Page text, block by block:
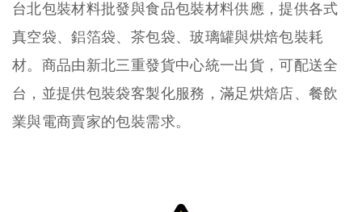
台北包裝材料批發與食品包裝材料供應，提供各式
真空袋、鋁箔袋、茶包袋、玻璃罐與烘焙包裝耗
材。商品由新北三重發貨中心統一出貨，可配送全
台，並提供包裝袋客製化服務，滿足烘焙店、餐飲
業與電商賣家的包裝需求。